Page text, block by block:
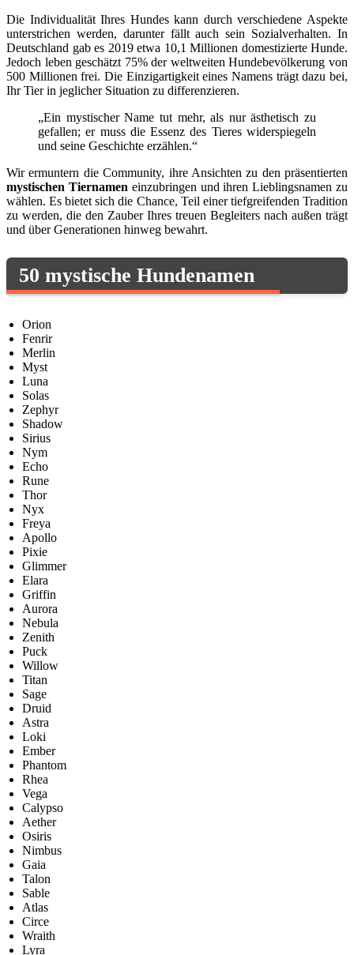
Die Individualität Ihres Hundes kann durch verschiedene Aspekte
unterstrichen werden, darunter fällt auch sein Sozialverhalten. In
Deutschland gab es 2019 etwa 10,1 Millionen domestizierte Hunde.
Jedoch leben geschätzt 75% der weltweiten Hundebevölkerung von
500 Millionen frei. Die Einzigartigkeit eines Namens trägt dazu bei,
Ihr Tier in jeglicher Situation zu differenzieren.
„Ein mystischer Name tut mehr, als nur ästhetisch zu
gefallen; er muss die Essenz des Tieres widerspiegeln
und seine Geschichte erzählen.“
Wir ermuntern die Community, ihre Ansichten zu den präsentierten
mystischen Tiernamen einzubringen und ihren Lieblingsnamen zu
wählen. Es bietet sich die Chance, Teil einer tiefgreifenden Tradition
zu werden, die den Zauber Ihres treuen Begleiters nach außen trägt
und über Generationen hinweg bewahrt.
50 mystische Hundenamen
Orion
Fenrir
Merlin
Myst
Luna
Solas
Zephyr
Shadow
Sirius
Nym
Echo
Rune
Thor
Nyx
Freya
Apollo
Pixie
Glimmer
Elara
Griffin
Aurora
Nebula
Zenith
Puck
Willow
Titan
Sage
Druid
Astra
Loki
Ember
Phantom
Rhea
Vega
Calypso
Aether
Osiris
Nimbus
Gaia
Talon
Sable
Atlas
Circe
Wraith
Lyra